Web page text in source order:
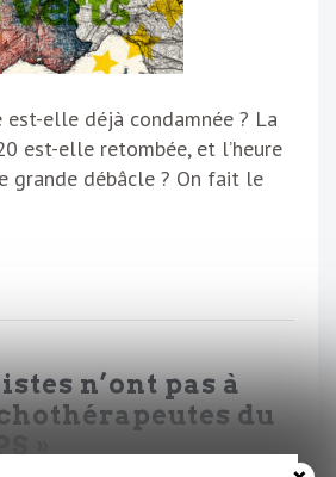
est-elle déjà condamnée ? La
est-elle retombée, et l’heure
grande débâcle ? On fait le
n’ont pas à
du
»